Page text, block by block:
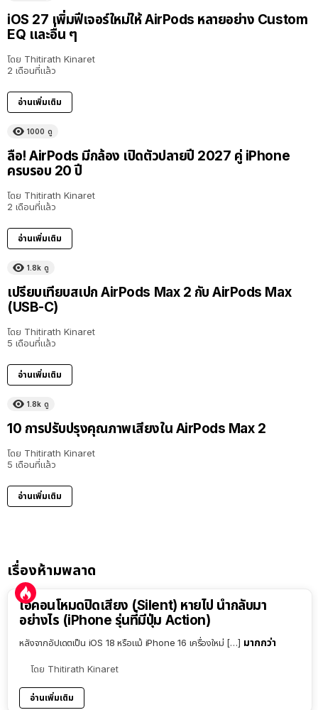
iOS 27 เพิ่มฟีเจอร์ใหม่ให้ AirPods หลายอย่าง Custom
EQ และอื่น ๆ
โดย Thitirath Kinaret
2 เดือนที่แล้ว
อ่านเพิ่มเติม
1000 ดู
ลือ! AirPods มีกล้อง เปิดตัวปลายปี 2027 คู่ iPhone
ครบรอบ 20 ปี
โดย Thitirath Kinaret
2 เดือนที่แล้ว
อ่านเพิ่มเติม
1.8k ดู
เปรียบเทียบสเปก AirPods Max 2 กับ AirPods Max
(USB-C)
โดย Thitirath Kinaret
5 เดือนที่แล้ว
อ่านเพิ่มเติม
1.8k ดู
10 การปรับปรุงคุณภาพเสียงใน AirPods Max 2
โดย Thitirath Kinaret
5 เดือนที่แล้ว
อ่านเพิ่มเติม
เรื่องห้ามพลาด
ไอคอนโหมดปิดเสียง (Silent) หายไป นำกลับมา
อย่างไร (iPhone รุ่นที่มีปุ่ม Action)
หลังจากอัปเดตเป็น iOS 18 หรือแม้ iPhone 16 เครื่องใหม่ […] มากกว่า
โดย Thitirath Kinaret
อ่านเพิ่มเติม